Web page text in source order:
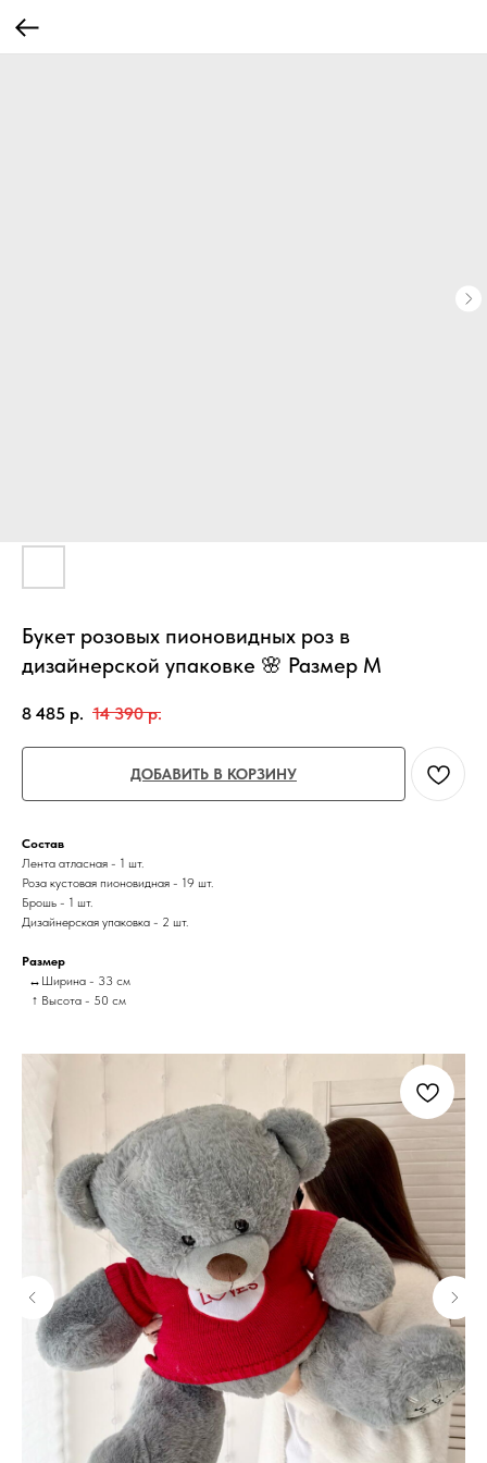
Букет розовых пионовидных роз в
дизайнерской упаковке 🌸 Размер М
8 485 р. 14 390 р.
ДОБАВИТЬ В КОРЗИНУ
Состав
Лента атласная - 1 шт.
Роза кустовая пионовидная - 19 шт.
Брошь - 1 шт.
Дизайнерская упаковка - 2 шт.
Размер
↔Ширина - 33 см
↑ Высота - 50 см